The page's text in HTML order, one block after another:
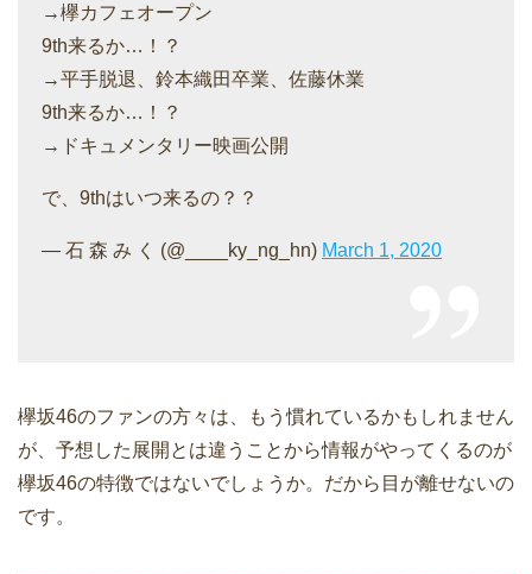
→欅カフェオープン
9th来るか…！？
→平手脱退、鈴本織田卒業、佐藤休業
9th来るか…！？
→ドキュメンタリー映画公開
で、9thはいつ来るの？？
— 石 森 み く (@____ky_ng_hn) March 1, 2020
欅坂46のファンの方々は、もう慣れているかもしれません
が、予想した展開とは違うことから情報がやってくるのが
欅坂46の特徴ではないでしょうか。だから目が離せないの
です。